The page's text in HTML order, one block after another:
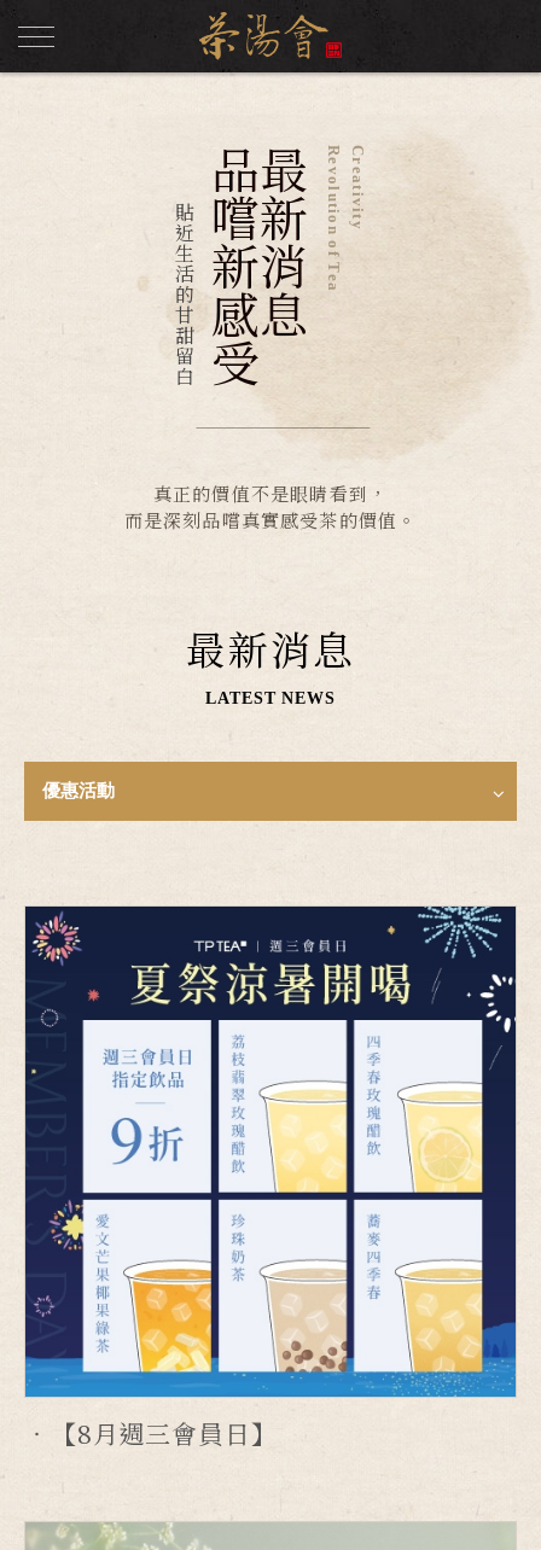
Creativity
Revolution of Tea
最新消息
品嚐新感受
貼近生活的甘甜留白
真正的價值不是眼睛看到，
而是深刻品嚐真實感受茶的價值。
最新消息
LATEST NEWS
優惠活動
【8月週三會員日】